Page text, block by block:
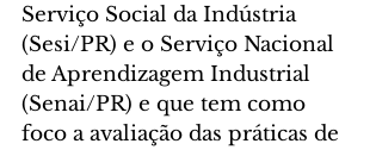
Serviço Social da Indústria
(Sesi/PR) e o Serviço Nacional
de Aprendizagem Industrial
(Senai/PR) e que tem como
foco a avaliação das práticas de